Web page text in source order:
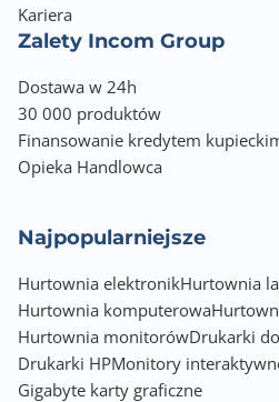
Kariera
Zalety Incom Group
Dostawa w 24h
30 000 produktów
Finansowanie kredytem
Opieka Handlowca
Najpopularniejsze
Hurtownia elektronikHurtownia
Hurtownia komputerowa
Hurtownia monitorówDrukarki
Drukarki HPMonitory
Gigabyte karty graficzne